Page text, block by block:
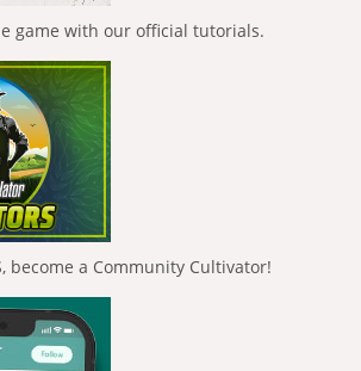
game with our official tutorials.
become a Community Cultivator!